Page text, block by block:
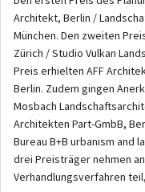
Architekt, Berlin /
München. Den zweiten
Zürich / Studio Vulkan
Preis erhielten AFF
Berlin. Zudem gingen
Mosbach
Architekten Part-GmbB,
Bureau B+B urbanism and
drei Preisträger nehmen
Verhandlungsverfahren